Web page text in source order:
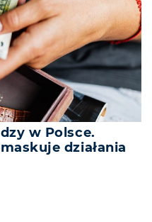
w Polsce.
działania